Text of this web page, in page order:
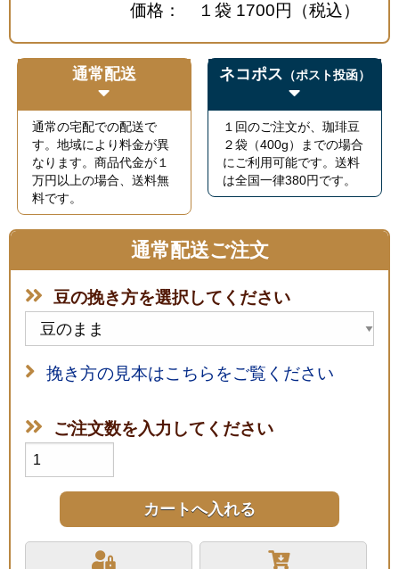
価格： １袋 1700円（税込）
通常配送
通常の宅配での配送で
す。地域により料金が異
なります。商品代金が１
万円以上の場合、送料無
料です。
ネコポス （ポスト投函）
１回のご注文が、珈琲豆
２袋（400g）までの場合
にご利用可能です。送料
は全国一律380円です。
通常配送ご注文
豆の挽き方を選択してください
挽き方の見本はこちらをご覧ください
ご注文数を入力してください